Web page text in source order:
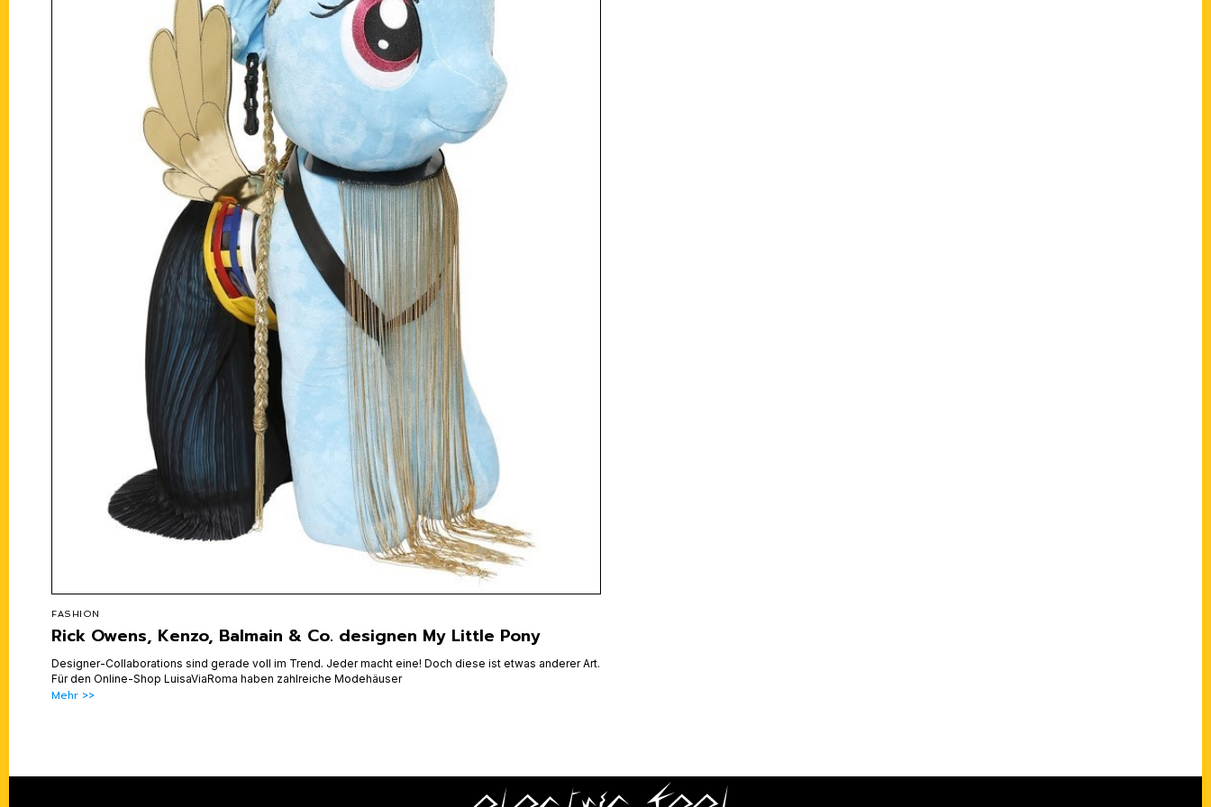
FASHION
Rick Owens, Kenzo, Balmain & Co. designen My Little Pony
Designer-Collaborations sind gerade voll im Trend. Jeder macht eine! Doch diese ist etwas anderer Art.
Für den Online-Shop LuisaViaRoma haben zahlreiche Modehäuser
Mehr >>